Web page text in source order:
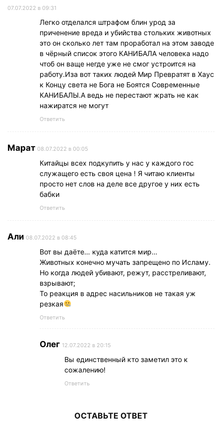
07.07.2022 в 09:31
Легко отделался штрафом блин урод за
приченение вреда и убийства стольких животных
это он сколько лет там проработал на этом заводе
в чёрный список этого КАНИБАЛА человека надо
чтоб он ваще негде уже не смог устроится на
работу.Иза вот таких людей Мир Превратят в Хаус
к Концу света не Бога не Боятся Современные
КАНИБАЛЫ.А ведь не перестают жрать не как
нажиратся не могут
Ответить
Марат 08.07.2022 в 00:05
Китайцы всех подкупить у нас у каждого гос
служащего есть своя цена ! Я читаю клиенты
просто нет слов на деле все другое у них есть
бабки
Ответить
Али 08.07.2022 в 08:45
Вот вы даёте… куда катится мир…
Животных конечно мучать запрещено по Исламу.
Но когда людей убивают, режут, расстреливают,
взрывают;
То реакция в адрес насильников не такая уж
резкая
Ответить
Олег 12.07.2022 в 20:15
Вы единственный кто заметил это к
сожалению!
Ответить
ОСТАВЬТЕ ОТВЕТ